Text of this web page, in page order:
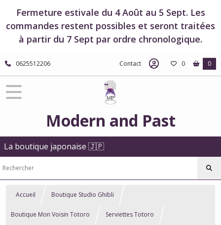
Fermeture estivale du 4 Août au 5 Sept. Les
commandes restent possibles et seront traitées
à partir du 7 Sept par ordre chronologique.
0625512206 Contact 0 0
Modern and Past
La boutique japonaise 🇯🇵
Accueil Boutique Studio Ghibli
Boutique Mon Voisin Totoro Serviettes Totoro